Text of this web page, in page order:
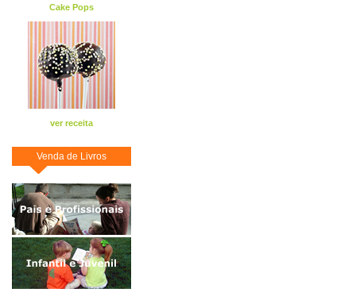
Cake Pops
ver receita
Venda de Livros